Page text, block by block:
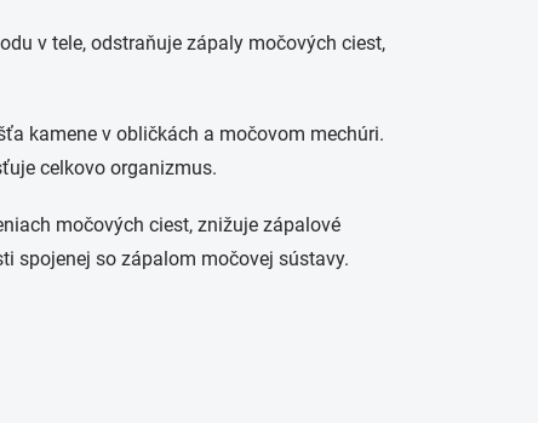
v tele, odstraňuje zápaly močových ciest,
kamene v obličkách a močovom mechúri.
celkovo organizmus.
močových ciest, znižuje zápalové
spojenej so zápalom močovej sústavy.